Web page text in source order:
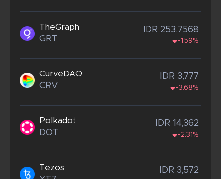
TheGraph
GRT
IDR 253.7568
-1.59%
CurveDAO
CRV
IDR 3,777
-3.68%
Polkadot
DOT
IDR 14,362
-2.31%
Tezos IDR 3,572